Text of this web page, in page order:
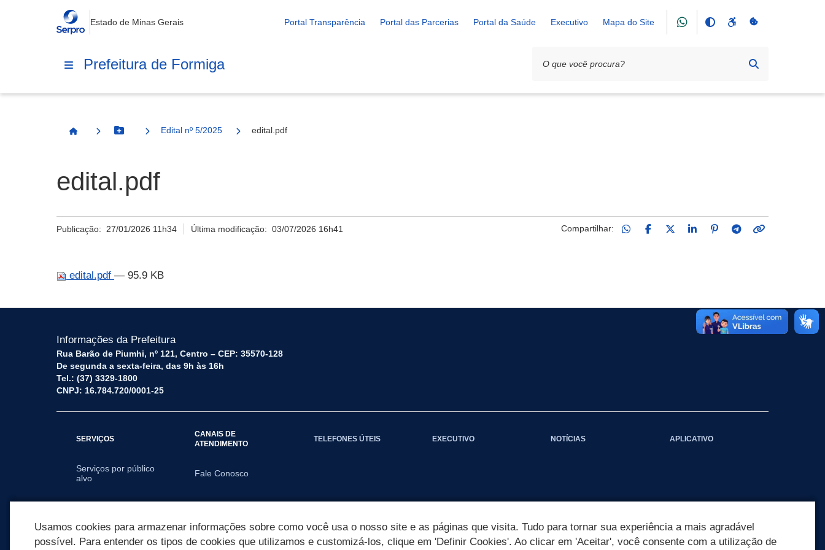
Estado de Minas Gerais Portal Transparência Portal das Parcerias Portal da Saúde Executivo Mapa do Site
Prefeitura de Formiga
Página InicialBotão Menu
Edital nº 5/2025 edital.pdf
edital.pdf
Publicação: 27/01/2026 11h34 Última modificação:03/07/2026 16h41 Compartilhar:
edital.pdf — 95.9 KB
Informações da Prefeitura
Rua Barão de Piumhi, nº 121, Centro – CEP: 35570-128
De segunda a sexta-feira, das 9h às 16h
Tel.: (37) 3329-1800
CNPJ: 16.784.720/0001-25
SERVIÇOS
Serviços por público
alvo
CANAIS DE
ATENDIMENTO
Fale Conosco
TELEFONES ÚTEIS EXECUTIVO NOTÍCIAS APLICATIVO
Usamos cookies para armazenar informações sobre como você usa o nosso site e as páginas que visita. Tudo para tornar sua experiência a mais agradável
possível. Para entender os tipos de cookies que utilizamos e customizá-los, clique em 'Definir Cookies'. Ao clicar em 'Aceitar', você consente com a utilização de